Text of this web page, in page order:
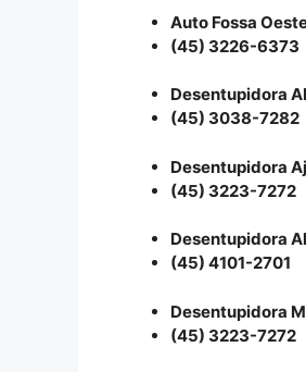
Auto Fossa
(45) 3226-6373
Desentupidora
(45) 3038-7282
Desentupidora
(45) 3223-7272
Desentupidora
(45) 4101-2701
Desentupidora
(45) 3223-7272